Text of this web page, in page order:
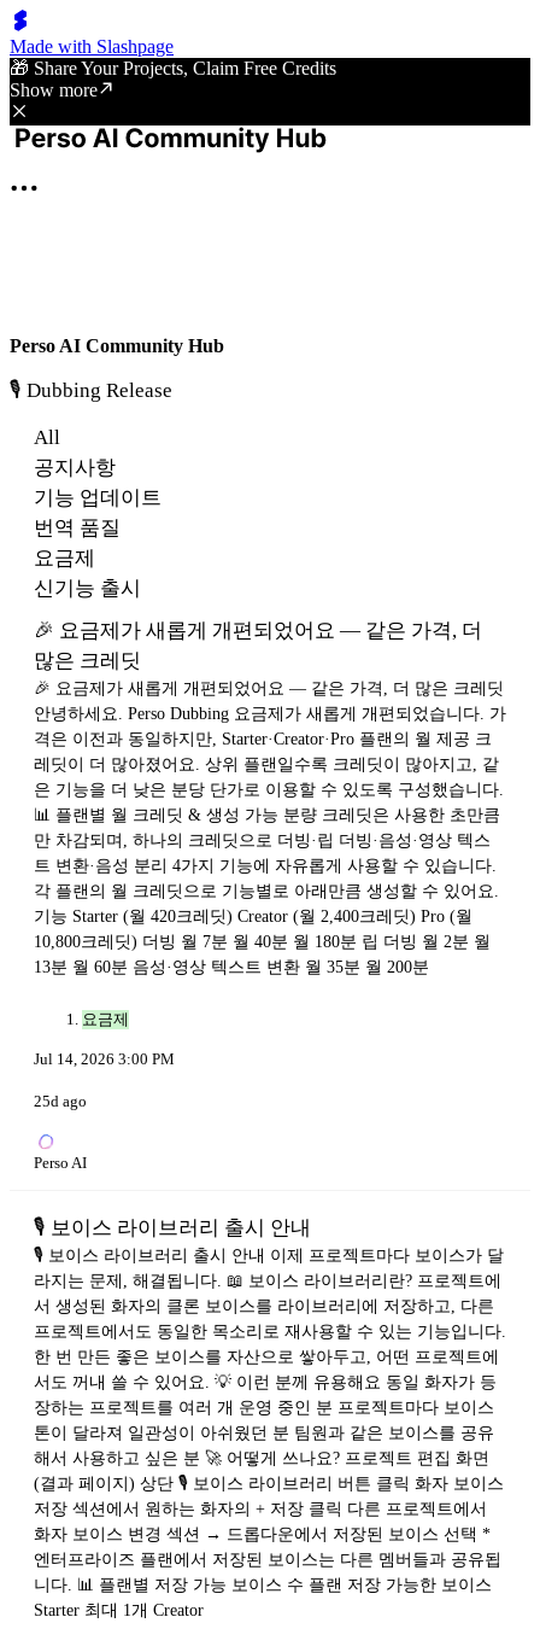
Made with Slashpage
🎁 Share Your Projects, Claim Free Credits
Show more
Perso AI Community Hub
🎙️ Dubbing Release
All
공지사항
기능 업데이트
번역 품질
요금제
신기능 출시
🎉 요금제가 새롭게 개편되었어요 — 같은 가격, 더
많은 크레딧
🎉 요금제가 새롭게 개편되었어요 — 같은 가격, 더 많은 크레딧
안녕하세요. Perso Dubbing 요금제가 새롭게 개편되었습니다. 가
격은 이전과 동일하지만, Starter·Creator·Pro 플랜의 월 제공 크
레딧이 더 많아졌어요. 상위 플랜일수록 크레딧이 많아지고, 같
은 기능을 더 낮은 분당 단가로 이용할 수 있도록 구성했습니다.
📊 플랜별 월 크레딧 & 생성 가능 분량 크레딧은 사용한 초만큼
만 차감되며, 하나의 크레딧으로 더빙·립 더빙·음성·영상 텍스
트 변환·음성 분리 4가지 기능에 자유롭게 사용할 수 있습니다.
각 플랜의 월 크레딧으로 기능별로 아래만큼 생성할 수 있어요.
기능 Starter (월 420크레딧) Creator (월 2,400크레딧) Pro (월
10,800크레딧) 더빙 월 7분 월 40분 월 180분 립 더빙 월 2분 월
13분 월 60분 음성·영상 텍스트 변환 월 35분 월 200분
요금제
Jul 14, 2026 3:00 PM
25d ago
Perso AI
🎙 보이스 라이브러리 출시 안내
🎙 보이스 라이브러리 출시 안내 이제 프로젝트마다 보이스가 달
라지는 문제, 해결됩니다. 📖 보이스 라이브러리란? 프로젝트에
서 생성된 화자의 클론 보이스를 라이브러리에 저장하고, 다른
프로젝트에서도 동일한 목소리로 재사용할 수 있는 기능입니다.
한 번 만든 좋은 보이스를 자산으로 쌓아두고, 어떤 프로젝트에
서도 꺼내 쓸 수 있어요. 💡 이런 분께 유용해요 동일 화자가 등
장하는 프로젝트를 여러 개 운영 중인 분 프로젝트마다 보이스
톤이 달라져 일관성이 아쉬웠던 분 팀원과 같은 보이스를 공유
해서 사용하고 싶은 분 🚀 어떻게 쓰나요? 프로젝트 편집 화면
(결과 페이지) 상단 🎙 보이스 라이브러리 버튼 클릭 화자 보이스
저장 섹션에서 원하는 화자의 + 저장 클릭 다른 프로젝트에서
화자 보이스 변경 섹션 → 드롭다운에서 저장된 보이스 선택 *
엔터프라이즈 플랜에서 저장된 보이스는 다른 멤버들과 공유됩
니다. 📊 플랜별 저장 가능 보이스 수 플랜 저장 가능한 보이스
Starter 최대 1개 Creator